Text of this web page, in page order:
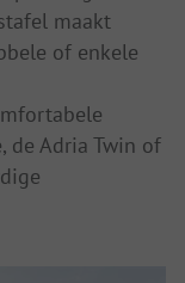
maakt
of enkele
de Adria Twin of